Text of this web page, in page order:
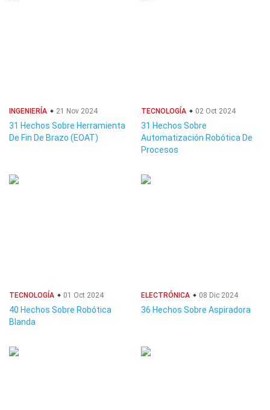
INGENIERÍA 21 Nov 2024
31 Hechos Sobre Herramienta
De Fin De Brazo (EOAT)
TECNOLOGÍA 02 Oct 2024
31 Hechos Sobre
Automatización Robótica De
Procesos
TECNOLOGÍA 01 Oct 2024
40 Hechos Sobre Robótica
Blanda
ELECTRÓNICA 08 Dic 2024
36 Hechos Sobre Aspiradora